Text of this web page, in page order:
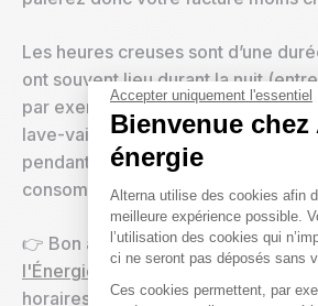
Les heures creuses sont d’une
ont souvent lieu durant la nuit
par exemple). Vous pouvez alors
lave-vaisselle en départ différé
pendant les heures creuses et ainsi
consommation électrique.
👉 Bon à savoir : laCommission de
l'Énergie
(CRE) a annoncé vouloir
horaires dès 2025, en décalant
Accepter uniquement l'essentiel
Bienvenue chez
énergie
Plateforme de
Alterna utilise des cookies afin
meilleure expérience possible.
l’utilisation des cookies qui
ci ne seront pas déposés sans
Ces cookies permettent, par